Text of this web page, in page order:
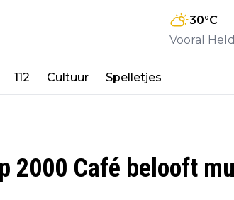
30°C
Vooral
112 Cultuur Spelletjes
2000 Café belooft